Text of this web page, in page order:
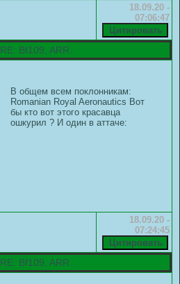
18.09.20 -
07:06:47
RE: Bf109, ARR.
В общем всем поклонникам:
Romanian Royal Aeronautics Вот
бы кто вот этого красавца
ошкурил ? И один в аттаче:
18.09.20 -
07:24:45
RE: Bf109, ARR.